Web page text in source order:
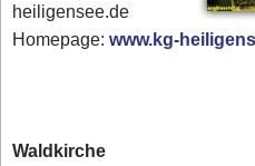
heiligensee.de
Homepage:www.kg-
Waldkirche